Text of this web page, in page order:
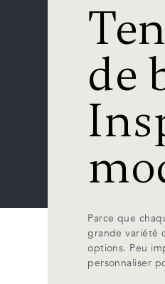
de
Parce que
grande variété
options. Peu
personnaliser